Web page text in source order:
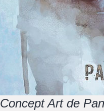
Concept Art de